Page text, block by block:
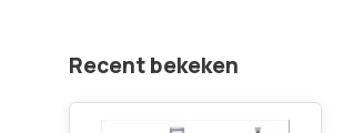
Recent bekeken